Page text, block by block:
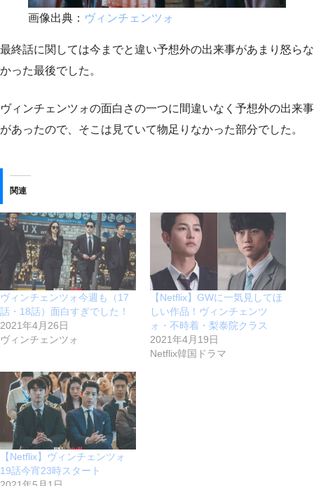
画像出典： ヴィンチェンツォ
最終話に関しては今までと違い予想外の出来事があまり怒らな
かった最後でした。
ヴィンチェンツォの面白さの一つに間違いなく予想外の出来事
があったので、そこは見ていて物足りなかった部分でした。
関連
ヴィンチェンツォ今週も（17
話・18話）面白すぎでした！
2021年4月26日
ヴィンチェンツォ
【Netflix】GWに一気見してほ
しい作品！ヴィンチェンツ
ォ・不時着・梨泰院クラス
2021年4月19日
Netflix韓国ドラマ
【Netflix】ヴィンチェンツォ
19話今宵23時スタート